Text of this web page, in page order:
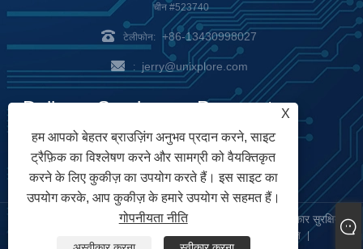
चीन #523740
टेलीफोन: +86-13430998027
: jerry@unixplore.com
Delivery Service
Payment
Options
कॉपीराइट © 2023 यूनिक्सप्लोर इलेक्ट्रॉनिक्स कंपनी लिमिटेड सर्वाधिकार सुरक्षित
RSS | XML | गोपनीयता नीति |
X
हम आपको बेहतर ब्राउज़िंग अनुभव प्रदान करने, साइट
ट्रैफ़िक का विश्लेषण करने और सामग्री को वैयक्तिकृत
करने के लिए कुकीज़ का उपयोग करते हैं। इस साइट का
उपयोग करके, आप कुकीज़ के हमारे उपयोग से सहमत हैं।
गोपनीयता नीति